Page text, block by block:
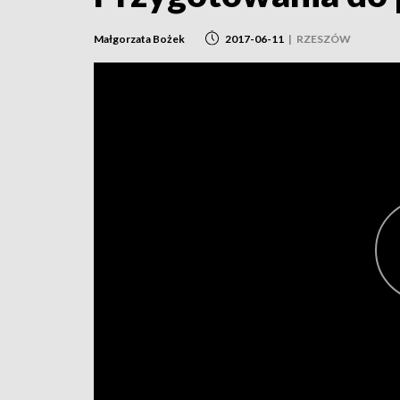
Małgorzata Bożek 2017-06-11 | RZESZÓW